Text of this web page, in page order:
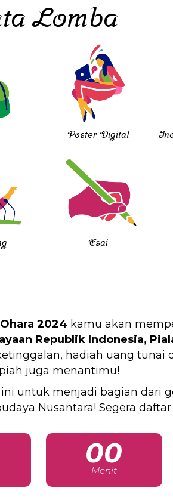
Lomba
Poster Digital
Esai
Ohara 2024 kamu akan
Republik Indonesia,
hadiah uang tunai
juga menantimu!
untuk menjadi bagian dari
Nusantara! Segera
00
Menit